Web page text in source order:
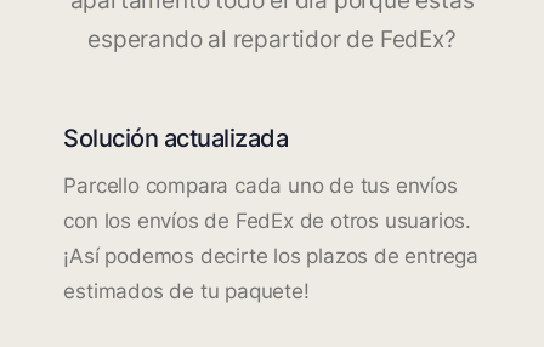
esperando al repartidor de FedEx?
Solución actualizada
Parcello compara cada uno de tus envíos
con los envíos de FedEx de otros usuarios.
¡Así podemos decirte los plazos de entrega
estimados de tu paquete!